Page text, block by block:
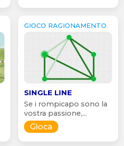
GIOCO RAGIONAMENTO
SINGLE LINE
Se i rompicapo sono la
vostra passione,...
Gioca